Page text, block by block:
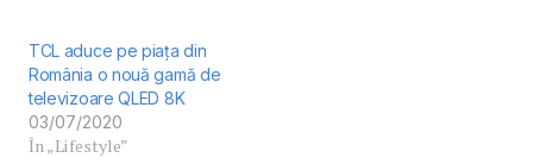
TCL aduce pe piața din
România o nouă gamă de
televizoare QLED 8K
03/07/2020
În „Lifestyle”